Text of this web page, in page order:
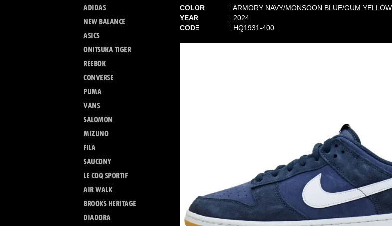
ADIDAS
NEW BALANCE
ASICS
ONITSUKA TIGER
REEBOK
CONVERSE
PUMA
VANS
SALOMON
MIZUNO
FILA
SAUCONY
LE COQ SPORTIF
AIR WALK
BROOKS HERITAGE
DIADORA
COLOR
ARMORY NAVY/MONSOON BLUE/GUM YELLOW
YEAR
2024
CODE
HQ1931-400